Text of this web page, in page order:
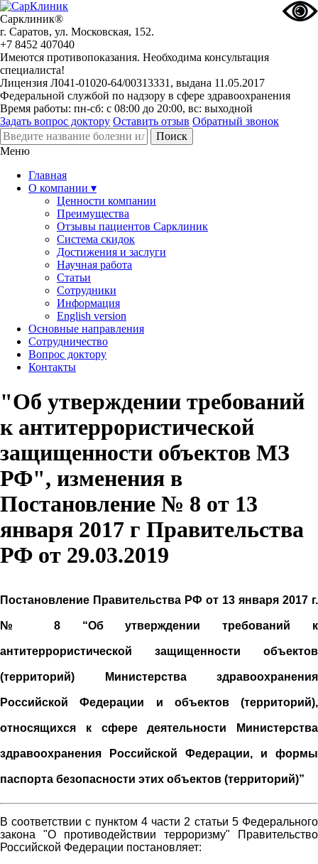
Сарклиник®
г. Саратов, ул. Московская, 152.
+7 8452 407040
Имеются противопоказания. Необходима консультация
специалиста!
Лицензия Л041-01020-64/00313331, выдана 11.05.2017
Федеральной службой по надзору в сфере здравоохранения
Время работы: пн-сб: с 08:00 до 20:00, вс: выходной
Задать вопрос доктору Оставить отзыв Обратный звонок
Меню
Главная
О компании ▾
Ценности компании
Преимущества
Отзывы пациентов Сарклиник
Система скидок
Достижения и заслуги
Научная работа
Статьи
Сотрудники
Информация
English version
Основные направления
Сотрудничество
Вопрос доктору
Контакты
"Об утверждении требований
к антитеррористической
защищенности объектов МЗ
РФ", изменения в
Постановление № 8 от 13
января 2017 г Правительства
РФ от 29.03.2019
Постановление Правительства РФ от 13 января 2017 г.
№ 8 “Об утверждении требований к
антитеррористической защищенности объектов
(территорий) Министерства здравоохранения
Российской Федерации и объектов (территорий),
относящихся к сфере деятельности Министерства
здравоохранения Российской Федерации, и формы
паспорта безопасности этих объектов (территорий)”
В соответствии с пунктом 4 части 2 статьи 5 Федерального
закона "О противодействии терроризму" Правительство
Российской Федерации постановляет: